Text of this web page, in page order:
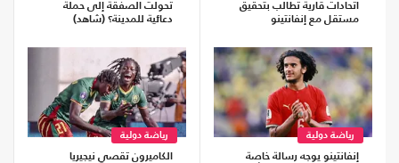
اتحادات قارية تطالب بتحقيق
مستقل مع إنفانتينو
تحولت الصفقة إلى حملة
دعائية للمدينة؟ (شاهد)
رياضة دولية
إنفانتينو يوجه رسالة خاصة
رياضة دولية
الكاميرون تقصي نيجيريا